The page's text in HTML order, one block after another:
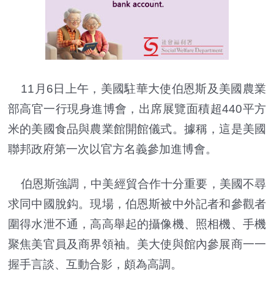
11月6日上午，美國駐華大使伯恩斯及美國農業
部高官一行現身進博會，出席展覽面積超440平方
米的美國食品與農業館開館儀式。據稱，這是美國
聯邦政府第一次以官方名義參加進博會。
伯恩斯強調，中美經貿合作十分重要，美國不尋
求同中國脫鈎。現場，伯恩斯被中外記者和參觀者
圍得水泄不通，高高舉起的攝像機、照相機、手機
聚焦美官員及商界領袖。美大使與館內參展商一一
握手言談、互動合影，頗為高調。